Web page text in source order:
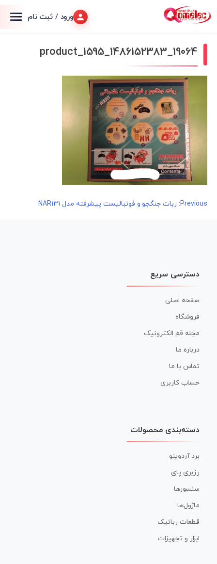
ورود / ثبت نام
product_1595_1486152383_19064
راهبری
Previous: ربات جنگجو و فوتبالیست پیشرفته مدل NAR131
دسترسی سریع
صفحه اصلی
فروشگاه
مجله قم الکترونیک
درباره ما
تماس با ما
حساب کاربری
دسته‌بندی محصولات
برد آردوینو
رزبری پای
سنسورها
ماژول‌ها
قطعات رباتیک
ابزار و تجهیزات